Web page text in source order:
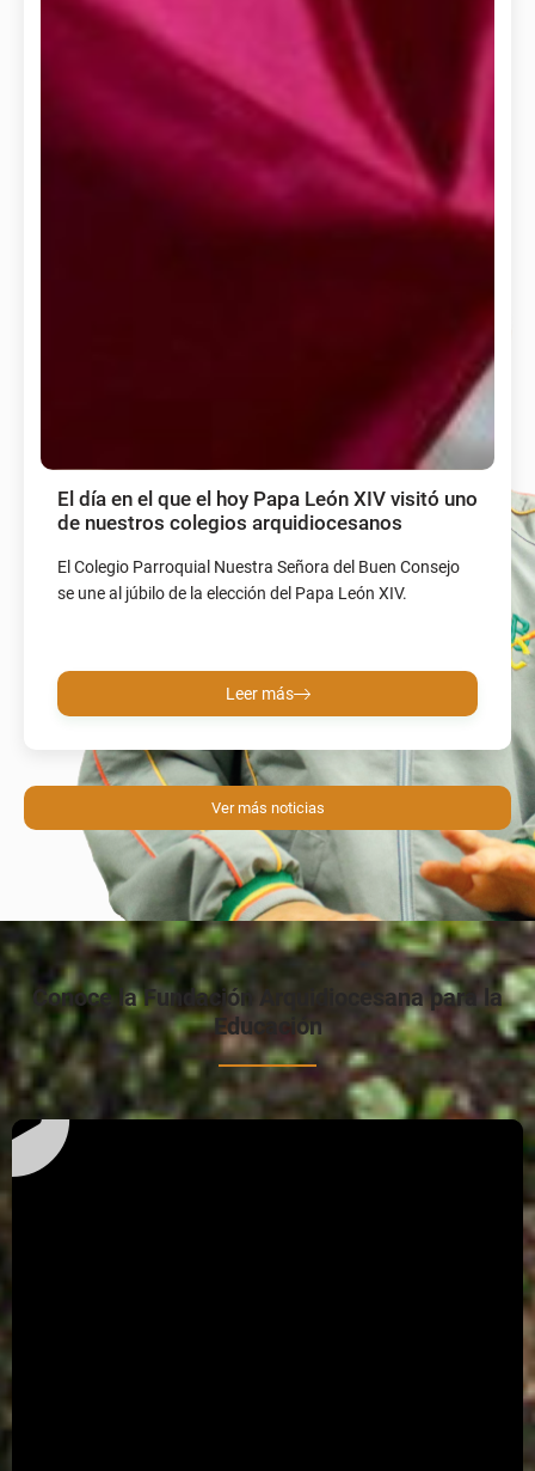
El día en el que el hoy Papa León XIV visitó uno
de nuestros colegios arquidiocesanos
El Colegio Parroquial Nuestra Señora del Buen Consejo
se une al júbilo de la elección del Papa León XIV.
Leer más
Ver más noticias
Conoce la Fundación Arquidiocesana para la
Educación